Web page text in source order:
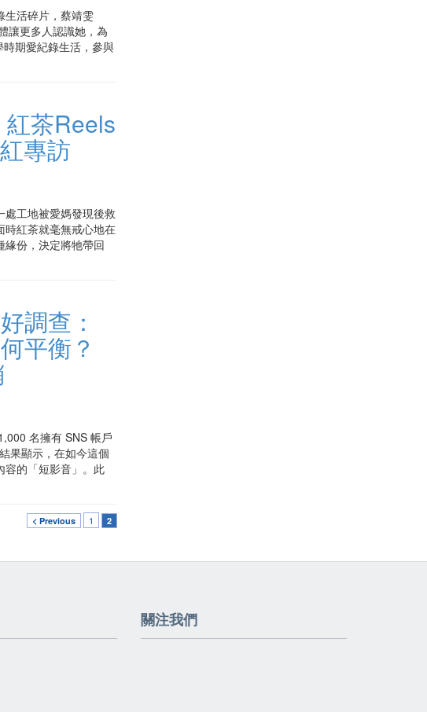
生活碎片，蔡靖雯
讓更多人認識她，為
期愛紀錄生活，參與
茶Reels
專訪
工地被愛媽發現後救
時紅茶就毫無戒心地在
緣份，決定將牠帶回
調查：
平衡？
名擁有 SNS 帳戶
果顯示，在如今這個
容的「短影音」。此
< Previous 1 2
關注我們